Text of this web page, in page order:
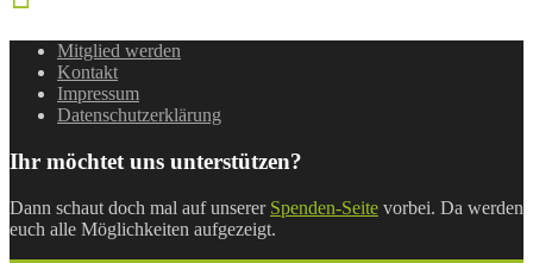
Mitglied werden
Kontakt
Impressum
Datenschutzerklärung
Ihr möchtet uns unterstützen?
Dann schaut doch mal auf unserer Spenden-Seite vorbei. Da werden
euch alle Möglichkeiten aufgezeigt.